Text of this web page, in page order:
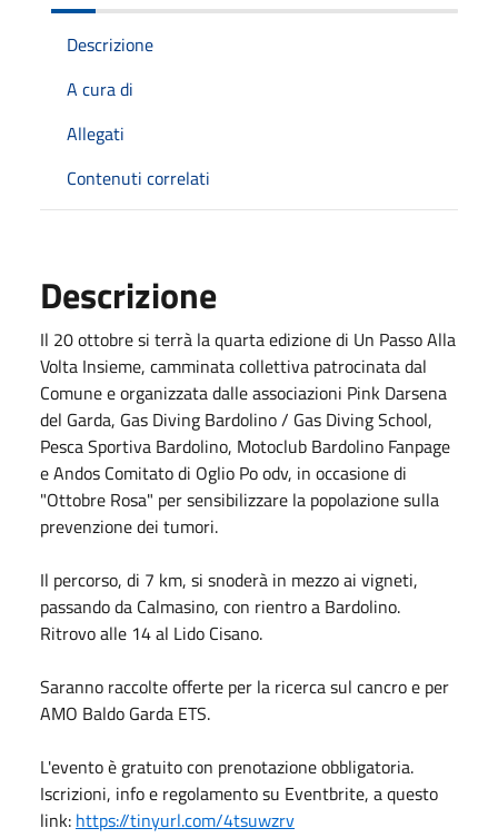
Descrizione
A cura di
Allegati
Contenuti correlati
Descrizione
Il 20 ottobre si terrà la quarta edizione di Un Passo Alla
Volta Insieme, camminata collettiva patrocinata dal
Comune e organizzata dalle associazioni Pink Darsena
del Garda, Gas Diving Bardolino / Gas Diving School,
Pesca Sportiva Bardolino, Motoclub Bardolino Fanpage
e Andos Comitato di Oglio Po odv, in occasione di
"Ottobre Rosa" per sensibilizzare la popolazione sulla
prevenzione dei tumori.
Il percorso, di 7 km, si snoderà in mezzo ai vigneti,
passando da Calmasino, con rientro a Bardolino.
Ritrovo alle 14 al Lido Cisano.
Saranno raccolte offerte per la ricerca sul cancro e per
AMO Baldo Garda ETS.
L'evento è gratuito con prenotazione obbligatoria.
Iscrizioni, info e regolamento su Eventbrite, a questo
link: https://tinyurl.com/4tsuwzrv